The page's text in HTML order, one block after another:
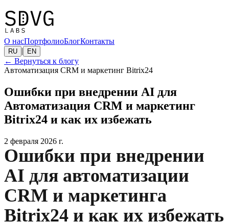
О насПортфолиоБлогКонтакты
RU | EN
← Вернуться к блогу
Автоматизация CRM и маркетинг Bitrix24
Ошибки при внедрении AI для
Автоматизация CRM и маркетинг
Bitrix24 и как их избежать
2 февраля 2026 г.
Ошибки при внедрении
AI для автоматизации
CRM и маркетинга
Bitrix24 и как их избежать